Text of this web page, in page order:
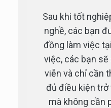
Sau khi tốt
nghề, các bạn
đồng làm việc
việc, các bạn
viễn và chỉ cần
đủ điều kiện
mà không cần